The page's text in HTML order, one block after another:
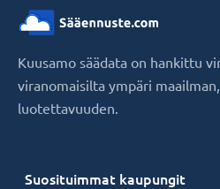
Kuusamo säädata on hankittu
viranomaisilta ympäri
luotettavuuden.
Suosituimmat kaupungit